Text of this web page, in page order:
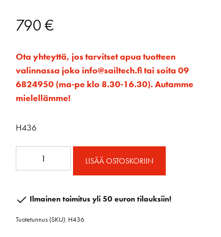
790€
Ota yhteyttä, jos tarvitset apua tuotteen
valinnassa joko info@sailtech.fi tai soita 09
6824950 (ma-pe klo 8.30-16.30). Autamme
mielellämme!
H436
cruising
LISÄÄ OSTOSKORIIN
Ilmainen toimitus yli 50 euron tilauksiin!
Tuotetunnus (SKU): H436